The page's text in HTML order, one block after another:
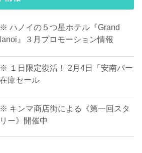
ハノイの５つ星ホテル『Grand
』３月プロモーション情報
１日限定復活！ 2月4日「安南パー
庫セール
キンマ商店街による《第一回スタ
ー》開催中